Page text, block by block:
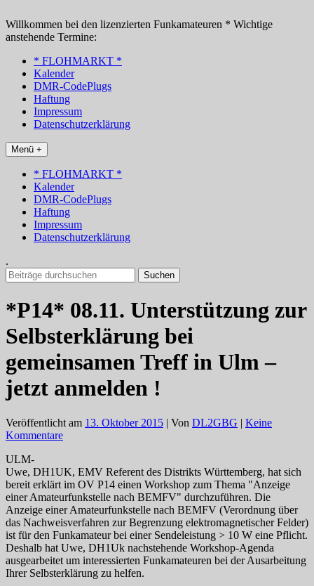
Inhalt
springen
Willkommen bei den lizenzierten Funkamateuren * Wichtige
anstehende Termine:
* FLOHMARKT *
Kalender
DMR-CodePlugs
Haftung
Impressum
Datenschutzerklärung
Menü +
* FLOHMARKT *
Kalender
DMR-CodePlugs
Haftung
Impressum
Datenschutzerklärung
.
Suchen
nach:
*P14* 08.11. Unterstützung zur
Selbsterklärung bei
gemeinsamen Treff in Ulm –
jetzt anmelden !
Veröffentlicht am 13. Oktober 2015 | Von DL2GBG | Keine
Kommentare
ULM-
Uwe, DH1UK, EMV Referent des Distrikts Württemberg, hat sich
bereit erklärt im OV P14 einen Workshop zum Thema "Anzeige
einer Amateurfunkstelle nach BEMFV" durchzuführen. Die
Anzeige einer Amateurfunkstelle nach BEMFV (Verordnung über
das Nachweisverfahren zur Begrenzung elektromagnetischer Felder)
ist für den Funkamateur bei einer Sendeleistung > 10 W eine Pflicht.
Deshalb hat Uwe, DH1Uk nachstehende Workshop-Agenda
ausgearbeitet um interessierten Funkamateuren bei der Ausarbeitung
Ihrer Selbsterklärung zu helfen.